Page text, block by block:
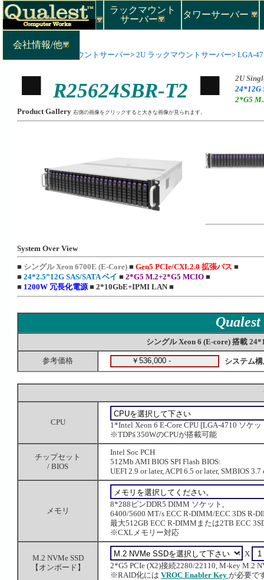
ラックマウント
サーバー
タワーサーバー
会社情報/他
ラックマウントサーバー> 2U ラックマウントサーバー> LGA-
R25624SBR-T2
2U
24*12G
2*G5
Product Gallery 右側の画像をクリックすると大きな画像が見られます。
System Over View
■ シングル Xeon 6700E (E-Core) ■Gen5 PCIe/CXL2.0 拡張バス ■
■24*2.5”12G SAS/SATA ベイ ■ 2*G5 M.2+2*G5 MCIO ■
■ 1200W 冗長化電源■ 2*10GbE+IPMI LAN ■
シングル Xeon 6 (E-core) 搭載
参考価格 システム
CPU
1*Intel Xeon 6 E-Core CPU [LGA-4710 ソケッ
※TDP≦350WのCPUが搭載可能
チップセット
/ BIOS
Intel Soc PCH
512Mb AMI BIOS SPI Flash BIOS:
UEFI 2.9 or later, ACPI 6.5 or later, SMBIOS 3.7
メモリ
8*288ピンDDR5 DIMM ソケット,
6400/5600 MT/s ECC R-DIMM/ECC 3DS R-
最大512GB ECC R-DIMMまたは2TB ECC
※CXLメモリー対応
M.2 NVMe SSD
【オンボード】
X
2*G5 PCIe (X2)接続2280/22110, M-key M.2
※RAID化には VROC Enabler Key が必要で